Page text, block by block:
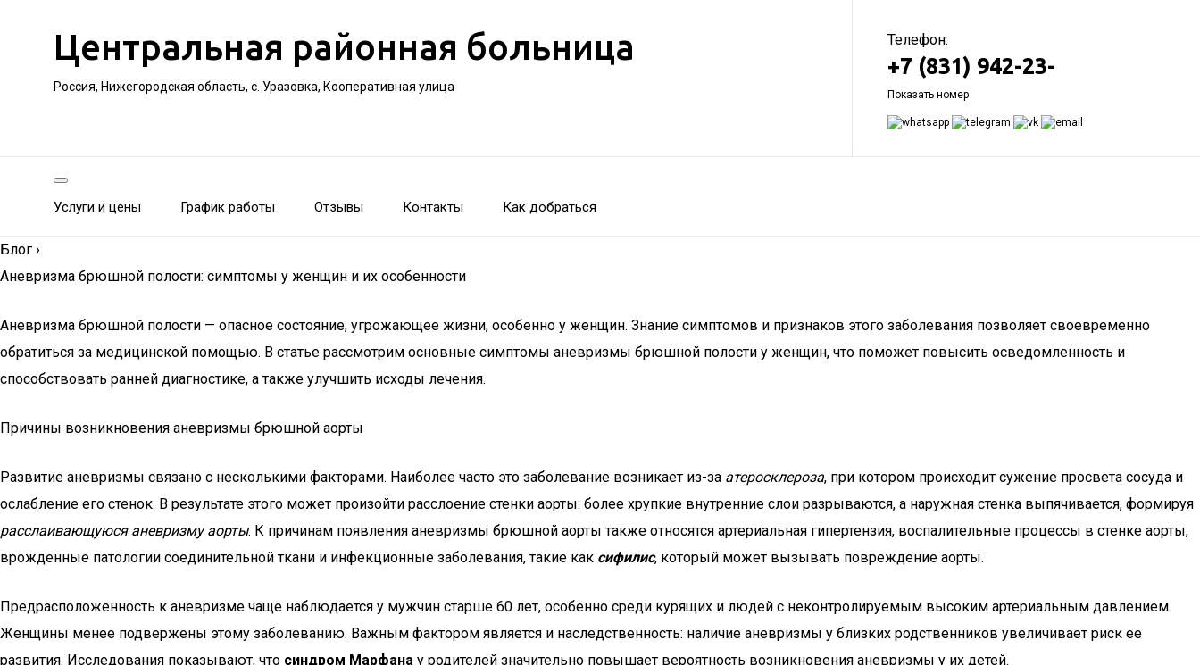
Центральная районная больница
Россия, Нижегородская область, с. Уразовка, Кооперативная улица
Телефон:
+7 (831) 942-23-
Показать номер
Услуги и цены График работы Отзывы Контакты Как добраться
Блог ›
Аневризма брюшной полости: симптомы у женщин и их особенности
Аневризма брюшной полости — опасное состояние, угрожающее жизни, особенно у женщин. Знание симптомов и признаков этого заболевания позволяет своевременно
обратиться за медицинской помощью. В статье рассмотрим основные симптомы аневризмы брюшной полости у женщин, что поможет повысить осведомленность и
способствовать ранней диагностике, а также улучшить исходы лечения.
Причины возникновения аневризмы брюшной аорты
Развитие аневризмы связано с несколькими факторами. Наиболее часто это заболевание возникает из-за атеросклероза, при котором происходит сужение просвета сосуда и
ослабление его стенок. В результате этого может произойти расслоение стенки аорты: более хрупкие внутренние слои разрываются, а наружная стенка выпячивается, формируя
расслаивающуюся аневризму аорты. К причинам появления аневризмы брюшной аорты также относятся артериальная гипертензия, воспалительные процессы в стенке аорты,
врожденные патологии соединительной ткани и инфекционные заболевания, такие как сифилис, который может вызывать повреждение аорты.
Предрасположенность к аневризме чаще наблюдается у мужчин старше 60 лет, особенно среди курящих и людей с неконтролируемым высоким артериальным давлением.
Женщины менее подвержены этому заболеванию. Важным фактором является и наследственность: наличие аневризмы у близких родственников увеличивает риск ее
развития. Исследования показывают, что синдром Марфана у родителей значительно повышает вероятность возникновения аневризмы у их детей.